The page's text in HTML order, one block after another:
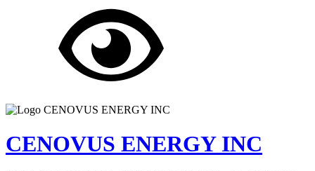
CENOVUS ENERGY INC